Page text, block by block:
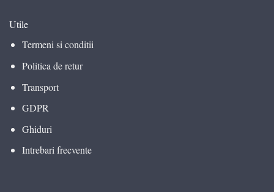
Utile
Termeni si conditii
Politica de retur
Transport
GDPR
Ghiduri
Intrebari frecvente